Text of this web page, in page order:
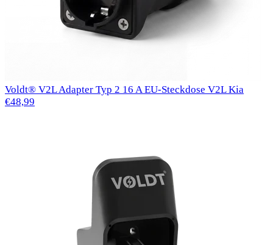
Voldt® V2L Adapter Typ 2 16 A EU-Steckdose V2L Kia
€48,99